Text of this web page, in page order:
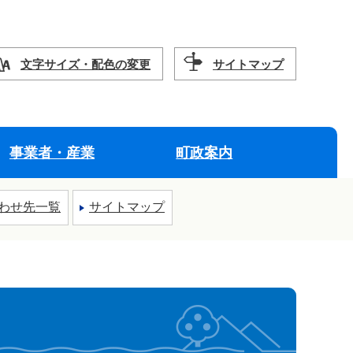
文字サイズ・配色の変更 サイトマップ
事業者・産業 町政案内
せ先一覧 サイトマップ